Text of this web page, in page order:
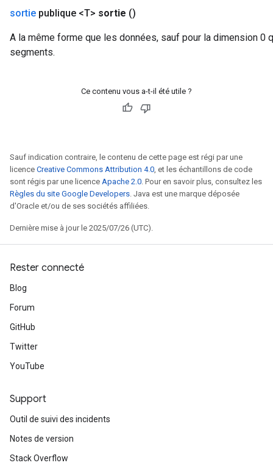
sortie publique <T> sortie ()
A la même forme que les données, sauf pour la dimension 0
segments.
Ce contenu vous a-t-il été utile ?
Sauf indication contraire, le contenu de cette page est régi par une
licence Creative Commons Attribution 4.0 , et les échantillons de code
sont régis par une licence Apache 2.0 . Pour en savoir plus, consultez les
Règles du site Google Developers . Java est une marque déposée
d'Oracle et/ou de ses sociétés affiliées.
Dernière mise à jour le 2025/07/26 (UTC).
Rester connecté
Blog
Forum
GitHub
Twitter
YouTube
Support
Outil de suivi des incidents
Notes de version
Stack Overflow